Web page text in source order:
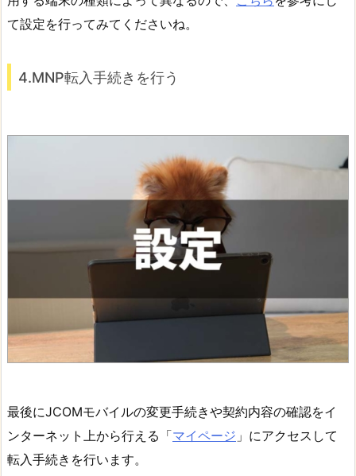
て設定を行ってみてくださいね。
4.MNP転入手続きを行う
最後にJCOMモバイルの変更手続きや契約内容の確認をイ
ンターネット上から行える「マイページ 」にアクセスして
転入手続きを行います。